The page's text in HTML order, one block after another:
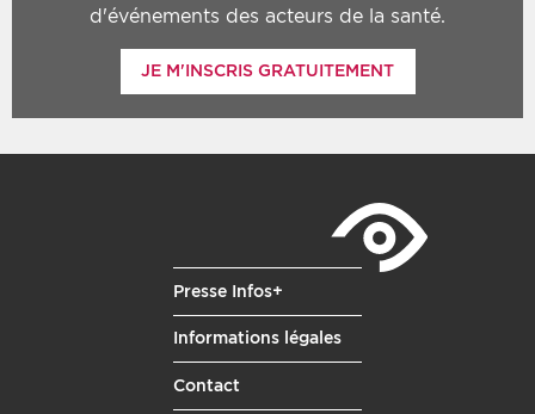
d'événements des acteurs de la santé.
JE M'INSCRIS GRATUITEMENT
Presse Infos+
Informations légales
Contact